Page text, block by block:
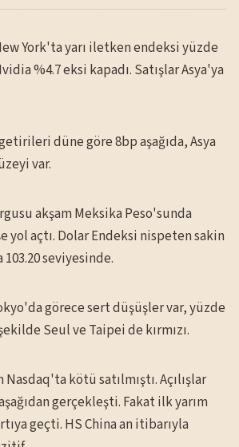
York'ta yarı iletken endeksi yüzde
%4.7 eksi kapadı. Satışlar Asya'ya
düne göre 8bp aşağıda, Asya
var.
akşam Meksika Peso'sunda
yol açtı. Dolar Endeksi nispeten sakin
103.20 seviyesinde.
görece sert düşüşler var, yüzde
Seul ve Taipei de kırmızı.
kötü satılmıştı. Açılışlar
gerçekleşti. Fakat ilk yarım
geçti. HS China an itibarıyla